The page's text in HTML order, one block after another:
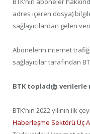
adres içeren dosya)
sağlayıcılardan gelen
Abonelerin internet
sağlayıcılar tarafından
BTK topladığı verilerle
BTK’nın 2022 yılının ilk
Haberleşme Sektörü Üç